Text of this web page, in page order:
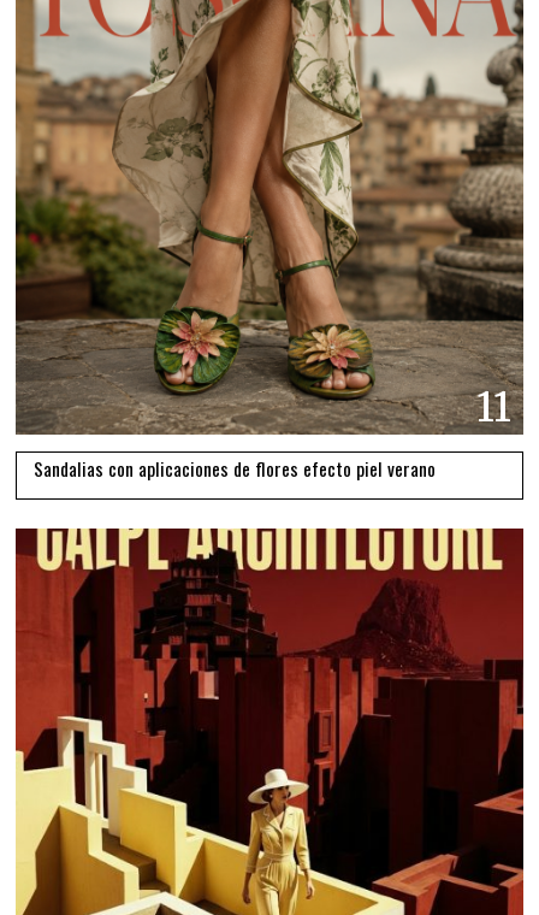
11
Sandalias con aplicaciones de flores efecto piel verano